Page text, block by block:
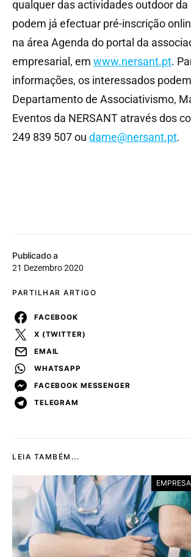
Publicado a
21 Dezembro 2020
PARTILHAR ARTIGO
FACEBOOK
X (TWITTER)
EMAIL
WHATSAPP
FACEBOOK MESSENGER
TELEGRAM
qualquer das actividades outdoor da
podem já efectuar pré-inscrição
na área Agenda do portal da
empresarial, em www.nersant.pt.
informações, os interessados
Departamento de Associativismo,
Eventos da NERSANT através dos
249 839 507 ou dame@nersant.pt.
LEIA TAMBÉM...